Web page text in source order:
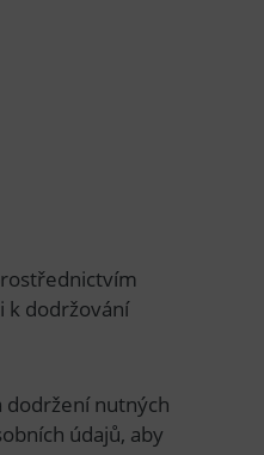
k dodržování
dodržení nutných
údajů, aby